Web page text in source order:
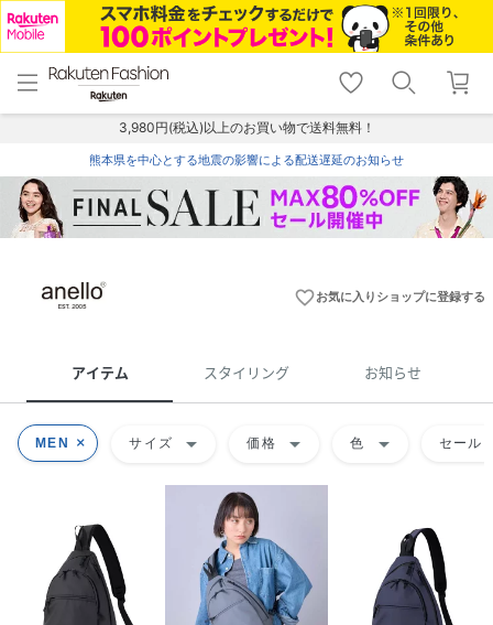
menu home
トップ
shopping_cart lock_outline
ログイン
3,980円(税込)以上のお買い物で送料無料！
熊本県を中心とする地震の影響による配送遅延のお知らせ
favorite_borderお気に入りショップに登録する
アイテム スタイリング お知らせ
MEN サイズ arrow_drop_down 価格 arrow_drop_down 色 arrow_drop_down セール